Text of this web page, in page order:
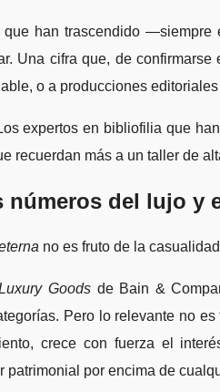
han trascendido
Una cifra que, de
o a producciones
expertos en bibliofilia que
recuerdan más a un taller de
números del lujo y
no es fruto de la
Goodsde Bain &
Pero lo relevante no
crece con fuerza el
patrimonial por encima de